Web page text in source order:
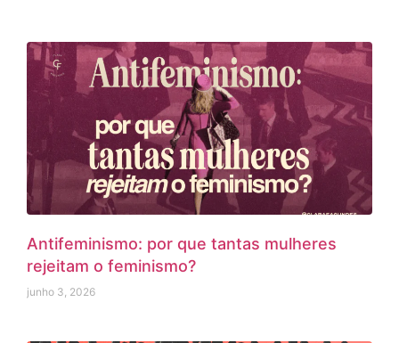
Antifeminismo: por que tantas mulheres
rejeitam o feminismo?
junho 3, 2026